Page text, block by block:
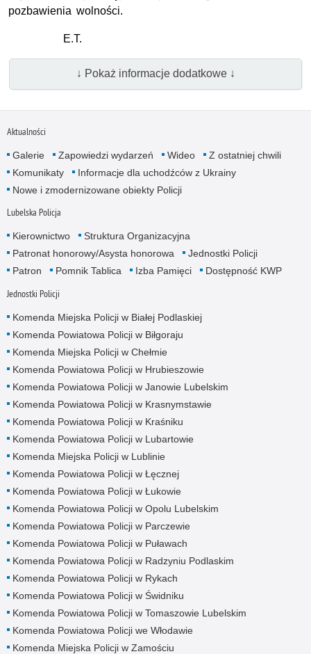
pozbawienia wolności.
E.T.
↓ Pokaż informacje dodatkowe ↓
Aktualności
Galerie Zapowiedzi wydarzeń Wideo
Z ostatniej chwili
Komunikaty
Informacje dla uchodźców z Ukrainy
Nowe i zmodernizowane obiekty Policji
Lubelska Policja
Kierownictwo
Struktura Organizacyjna
Patronat honorowy/Asysta honorowa
Jednostki Policji
Patron
Pomnik Tablica Izba Pamięci Dostępność KWP
Jednostki Policji
Komenda Miejska Policji w Białej Podlaskiej
Komenda Powiatowa Policji w Biłgoraju
Komenda Miejska Policji w Chełmie
Komenda Powiatowa Policji w Hrubieszowie
Komenda Powiatowa Policji w Janowie Lubelskim
Komenda Powiatowa Policji w Krasnymstawie
Komenda Powiatowa Policji w Kraśniku
Komenda Powiatowa Policji w Lubartowie
Komenda Miejska Policji w Lublinie
Komenda Powiatowa Policji w Łęcznej
Komenda Powiatowa Policji w Łukowie
Komenda Powiatowa Policji w Opolu Lubelskim
Komenda Powiatowa Policji w Parczewie
Komenda Powiatowa Policji w Puławach
Komenda Powiatowa Policji w Radzyniu Podlaskim
Komenda Powiatowa Policji w Rykach
Komenda Powiatowa Policji w Świdniku
Komenda Powiatowa Policji w Tomaszowie Lubelskim
Komenda Powiatowa Policji we Włodawie
Komenda Miejska Policji w Zamościu